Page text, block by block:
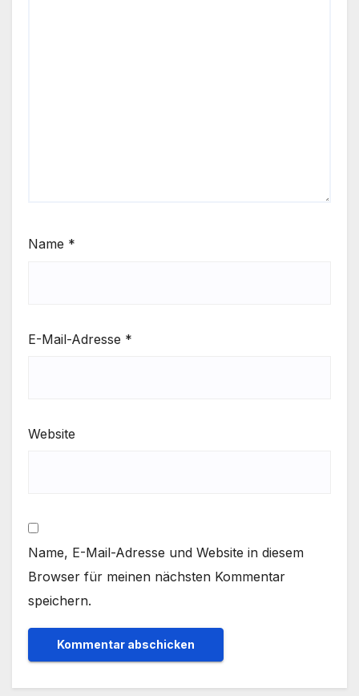
Name *
E-Mail-Adresse *
Website
Name, E-Mail-Adresse und Website in diesem
Browser für meinen nächsten Kommentar
speichern.